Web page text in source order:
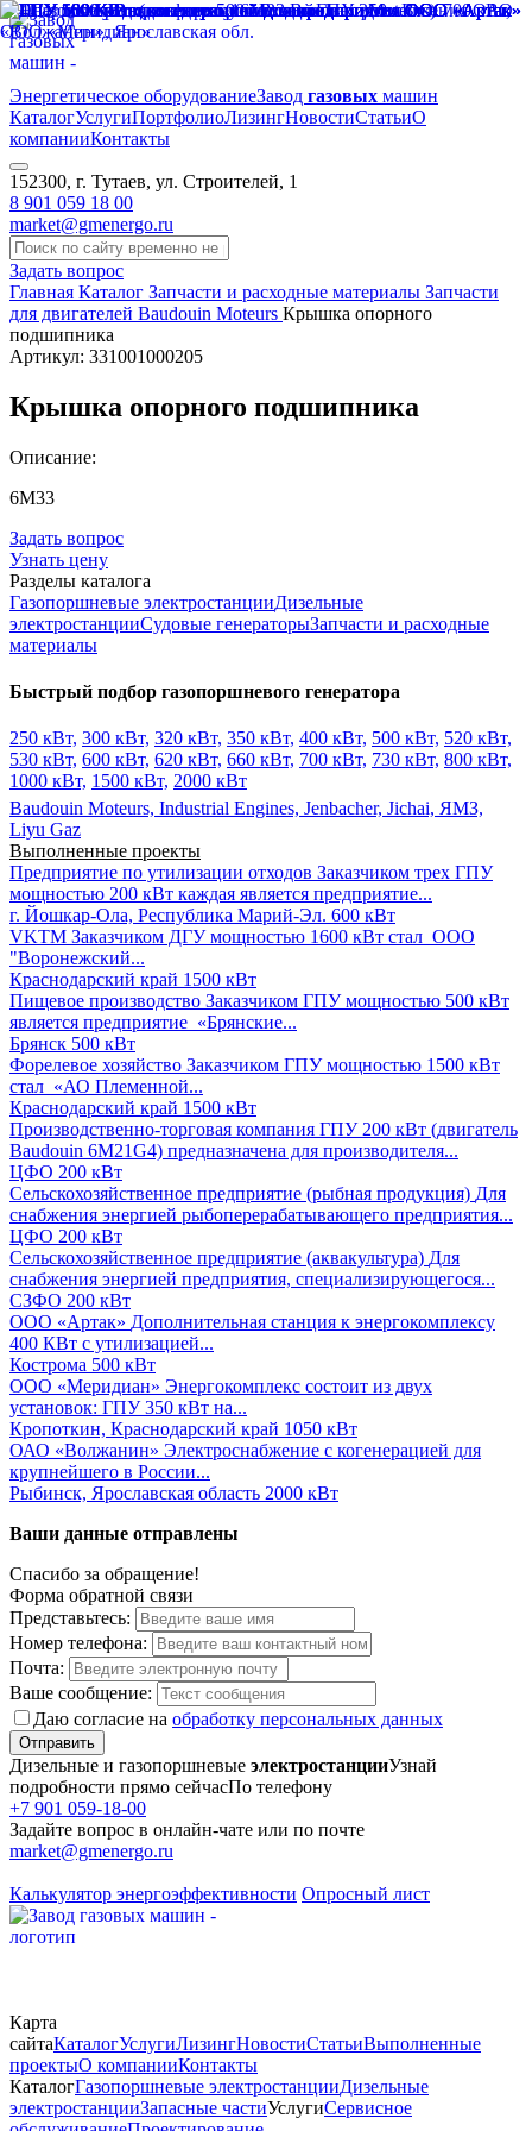
Энергетическое оборудованиеЗавод газовых машин
КаталогУслугиПортфолиоЛизингНовостиСтатьиО
компанииКонтакты
152300, г. Тутаев, ул. Строителей, 1
8 901 059 18 00
market@gmenergo.ru
Задать вопрос
Главная Каталог Запчасти и расходные материалы Запчасти
для двигателей Baudouin Moteurs Крышка опорного
подшипника
Артикул: 331001000205
Крышка опорного подшипника
Описание:
6М33
Задать вопрос
Узнать цену
Разделы каталога
Газопоршневые электростанцииДизельные
электростанцииСудовые генераторыЗапчасти и расходные
материалы
Быстрый подбор газопоршневого генератора
250 кВт, 300 кВт, 320 кВт, 350 кВт, 400 кВт, 500 кВт, 520 кВт,
530 кВт, 600 кВт, 620 кВт, 660 кВт, 700 кВт, 730 кВт, 800 кВт,
1000 кВт, 1500 кВт, 2000 кВт
Baudouin Moteurs, Industrial Engines, Jenbacher, Jichai, ЯМЗ,
Liyu Gaz
Выполненные проекты
Предприятие по утилизации отходов Заказчиком трех ГПУ
мощностью 200 кВт каждая является предприятие...
г. Йошкар-Ола, Республика Марий-Эл. 600 кВт
VKTM Заказчиком ДГУ мощностью 1600 кВт стал ООО
"Воронежский...
Краснодарский край 1500 кВт
Пищевое производство Заказчиком ГПУ мощностью 500 кВт
является предприятие «Брянские...
Брянск 500 кВт
Форелевое хозяйство Заказчиком ГПУ мощностью 1500 кВт
стал «АО Племенной...
Краснодарский край 1500 кВт
Производственно-торговая компания ГПУ 200 кВт (двигатель
Baudouin 6M21G4) предназначена для производителя...
ЦФО 200 кВт
Сельскохозяйственное предприятие (рыбная продукция) Для
снабжения энергией рыбоперерабатывающего предприятия...
ЦФО 200 кВт
Сельскохозяйственное предприятие (аквакультура) Для
снабжения энергией предприятия, специализирующегося...
СЗФО 200 кВт
ООО «Артак» Дополнительная станция к энергокомплексу
400 КВт с утилизацией...
Кострома 500 кВт
ООО «Меридиан» Энергокомплекс состоит из двух
установок: ГПУ 350 кВт на...
Кропоткин, Краснодарский край 1050 кВт
ОАО «Волжанин» Электроснабжение с когенерацией для
крупнейшего в России...
Рыбинск, Ярославская область 2000 кВт
Ваши данные отправлены
Спасибо за обращение!
Форма обратной связи
Представьтесь:
Номер телефона:
Почта:
Ваше сообщение:
Даю согласие на обработку персональных данных
Отправить
Дизельные и газопоршневые электростанцииУзнай
подробности прямо сейчасПо телефону
+7 901 059-18-00
Задайте вопрос в онлайн-чате или по почте
market@gmenergo.ru
Калькулятор энергоэффективности Опросный лист
Карта
сайтаКаталогУслугиЛизингНовостиСтатьиВыполненные
проектыО компанииКонтакты
КаталогГазопоршневые электростанцииДизельные
электростанцииЗапасные частиУслугиСервисное